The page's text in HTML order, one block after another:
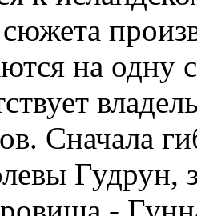
на одну
Сначала
Гудрун,